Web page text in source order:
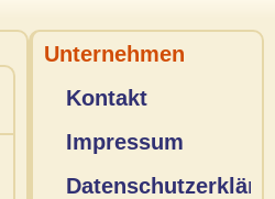
Unternehmen
Kontakt
Impressum